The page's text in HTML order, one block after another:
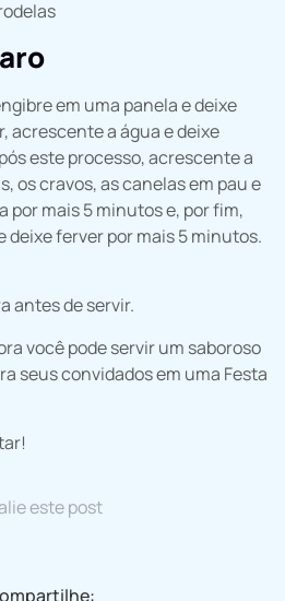
em uma panela e deixe
acrescente a água e deixe
este processo, acrescente a
os cravos, as canelas em pau e
por mais 5 minutos e, por fim,
deixe ferver por mais 5 minutos.
antes de servir.
você pode servir um saboroso
seus convidados em uma Festa
este post